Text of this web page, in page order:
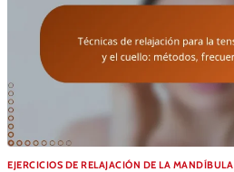
EJERCICIOS DE RELAJACIÓN DE LA MANDÍBULA